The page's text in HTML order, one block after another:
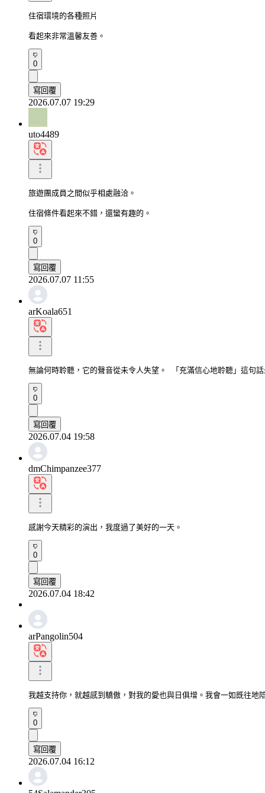
住宿環境的各種照片
看起來非常溫馨友善。
0
寫回覆
2026.07.07 19:29
uto4489
旅遊團成員之間似乎相處融洽。
住宿條件看起來不錯，還蠻有趣的。
0
寫回覆
2026.07.07 11:55
arKoala651
無論何時聆聽，它的聲音從未令人失望。 「充滿信心地聆聽」這句
0
寫回覆
2026.07.04 19:58
dmChimpanzee377
感謝今天精彩的演出，我度過了美好的一天。
0
寫回覆
2026.07.04 18:42
arPangolin504
我越支持你，就越感到驕傲，對我的愛也與日俱增。我會一如既往地
0
寫回覆
2026.07.04 16:12